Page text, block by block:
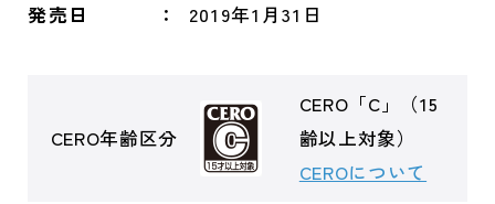
発売日 2019年1月31日
CERO年齢区分
CERO「C」（15
齢以上対象）
CEROについて